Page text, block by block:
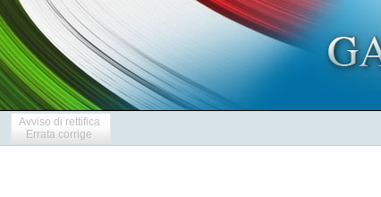
Avviso di rettifica
Errata corrige